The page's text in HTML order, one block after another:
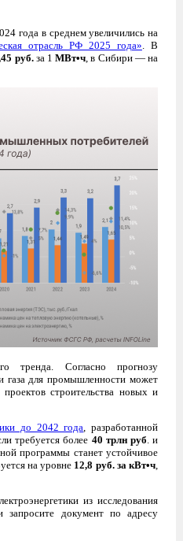
года в среднем увеличились на
отрасль РФ 2025 года». В
руб. за 1МВт•ч, в Сибири — на
тренда. Согласно прогнозу
газа для промышленности может
строительства новых и
до 2042 года, разработанной
требуется более 40 трлн руб. и
программы станет устойчивое
на уровне 12,8 руб. за кВт•ч,
из исследования
документ по адресу